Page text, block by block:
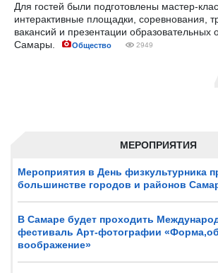
МЕРОПРИЯТИЯ
Мероприятия в День физкультурника
большинстве городов и районов
В Самаре будет проходить
фестиваль Арт-фотографии
воображение»
Для гостей были подготовлены мастер-
интерактивные площадки, соревнования,
вакансий и презентации образовательных
Самары.
Общество 2949